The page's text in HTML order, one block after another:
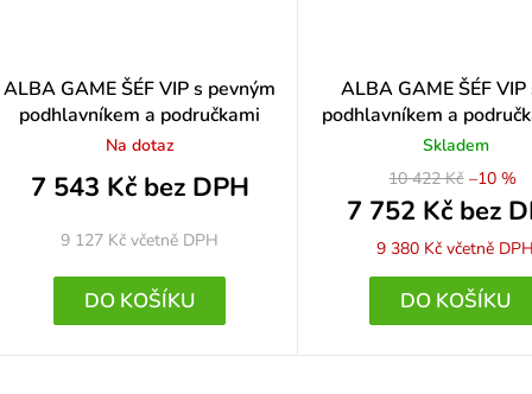
5 z 5 hvězdiček.
5 z 5 hvězdiček.
5 z 5 hvězdiček.
z 5 hvězdiček.
ALBA GAME ŠÉF VIP s pevným
podhlavníkem a područkami
Na dotaz
7 543 Kč bez DPH
9 127 Kčvčetně DPH
DO KOŠÍKU
ALBA GAME ŠÉF VIP
podhlavníkem a
hliníkovém kříži
Průměrné
produktu
je
5,0
z
5
hvězdiček.
Skladem
10 422 Kč
7 752 Kč bez
9 380 Kčvčetně DPH
–10 %
DO KOŠÍKU